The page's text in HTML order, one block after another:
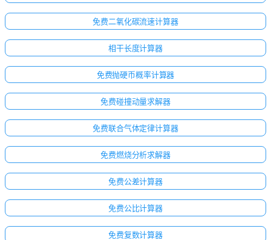
免费二氧化碳流速计算器
相干长度计算器
免费抛硬币概率计算器
免费碰撞动量求解器
免费联合气体定律计算器
免费燃烧分析求解器
免费公差计算器
免费公比计算器
免费复数计算器